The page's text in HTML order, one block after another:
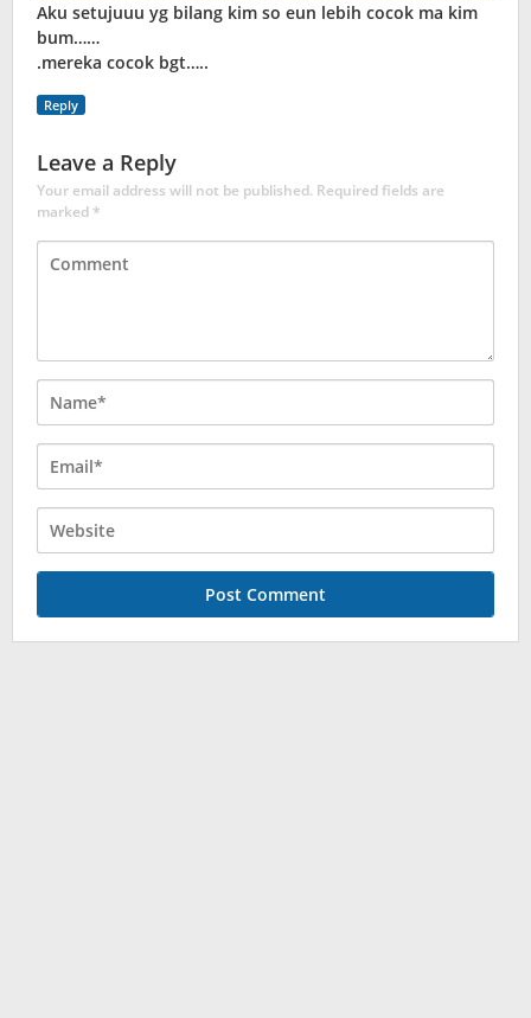
Aku setujuuu yg bilang kim so eun lebih cocok ma kim
bum……
.mereka cocok bgt…..
Reply
Leave a Reply
Your email address will not be published. Required fields are
marked*